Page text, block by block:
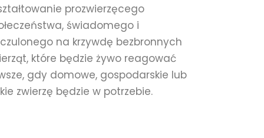
prozwierzęcego
świadomego i
na krzywdę bezbronnych
które będzie żywo reagować
gdy domowe, gospodarskie lub
zwierzę będzie w potrzebie.